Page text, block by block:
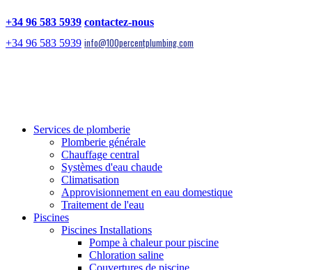
+34 96 583 5939 contactez-nous
+34 96 583 5939 info@100percentplumbing.com
Services de plomberie
Plomberie générale
Chauffage central
Systèmes d'eau chaude
Climatisation
Approvisionnement en eau domestique
Traitement de l'eau
Piscines
Piscines Installations
Pompe à chaleur pour piscine
Chloration saline
Couvertures de piscine